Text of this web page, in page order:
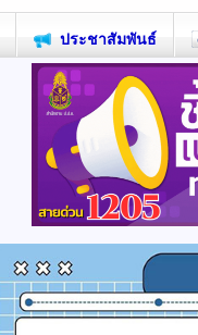
ประชาสัมพันธ์